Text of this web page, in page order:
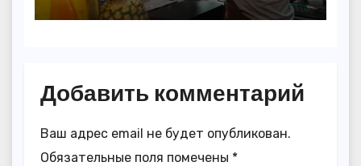
Добавить комментарий
Ваш адрес email не будет опубликован.
Обязательные поля помечены *